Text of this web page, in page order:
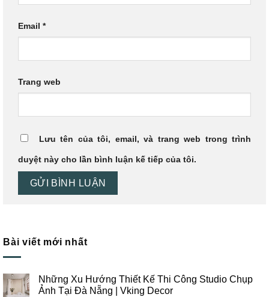
Email *
Trang web
Lưu tên của tôi, email, và trang web trong trình
duyệt này cho lần bình luận kế tiếp của tôi.
Bài viết mới nhất
Những Xu Hướng Thiết Kế Thi Công Studio Chụp
Ảnh Tại Đà Nẵng | Vking Decor